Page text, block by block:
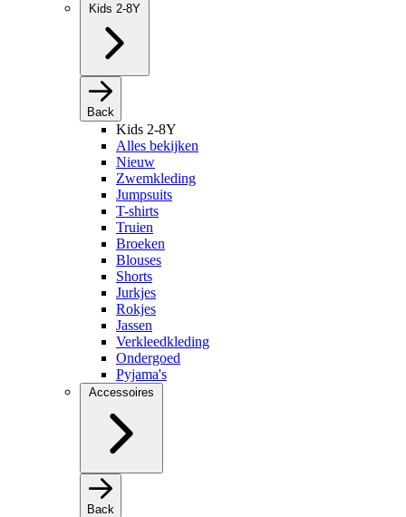
Kids 2-8Y
Back
Kids 2-8Y
Alles bekijken
Nieuw
Zwemkleding
Jumpsuits
T-shirts
Truien
Broeken
Blouses
Shorts
Jurkjes
Rokjes
Jassen
Verkleedkleding
Ondergoed
Pyjama's
Accessoires
Back